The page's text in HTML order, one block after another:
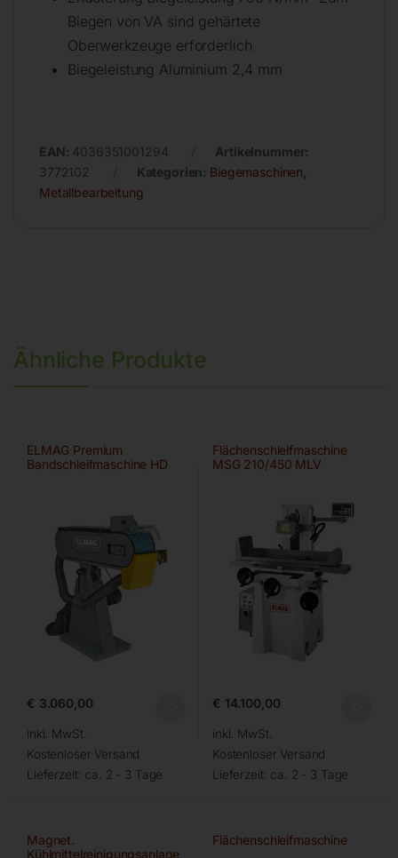
Biegen von VA sind gehärtete
Oberwerkzeuge erforderlich
Biegeleistung Aluminium 2,4 mm
EAN: 4036351001294
Artikelnummer:
3772102
Kategorien: Biegemaschinen
Metallbearbeitung
Ähnliche Produkte
ELMAG Premium
Bandschleifmaschine HD
€ 3.060,00
inkl. MwSt.
Kostenloser Versand
Lieferzeit: ca. 2 - 3 Tage
Flächenschleifmaschine
MSG 210/450 MLV
€ 14.100,00
inkl. MwSt.
Kostenloser Versand
Lieferzeit: ca. 2 - 3 Tage
Magnet.
Kühlmittelreinigungsanlage
Flächenschleifmaschine